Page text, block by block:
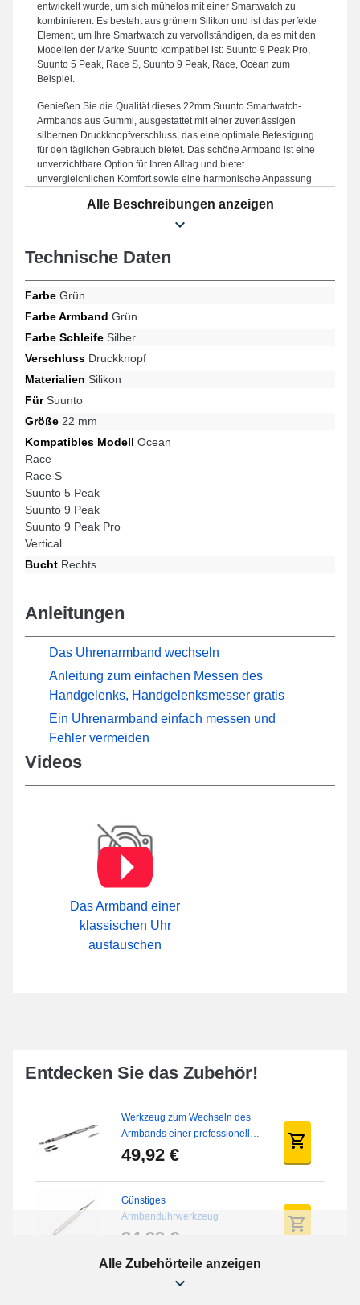
entwickelt wurde, um sich mühelos mit einer Smartwatch zu
kombinieren. Es besteht aus grünem Silikon und ist das perfekte
Element, um Ihre Smartwatch zu vervollständigen, da es mit den
Modellen der Marke Suunto kompatibel ist: Suunto 9 Peak Pro,
Suunto 5 Peak, Race S, Suunto 9 Peak, Race, Ocean zum
Beispiel.
Genießen Sie die Qualität dieses 22mm Suunto Smartwatch-
Armbands aus Gummi, ausgestattet mit einer zuverlässigen
silbernen Druckknopfverschluss, das eine optimale Befestigung
für den täglichen Gebrauch bietet. Das schöne Armband ist eine
unverzichtbare Option für Ihren Alltag und bietet
unvergleichlichen Komfort sowie eine harmonische Anpassung
zeichnet sich durch seine Robustheit aus und ist ein optimaler
Kompromiss, um ein beschädigtes oder kaputtes Accessoire zu
Mit einem modernen und minimalistischen Stil Ihrer vernetzten
Uhr setzt dieses Armband neue Maßstäbe für anspruchsvolle
Benutzer. Es ist anpassbar und passt perfekt zu den Modellen
Race, Suunto 5 Peak, Vertical, Suunto 9 Peak Pro, Ocean, Suunto
der Druckknopfverschluss von hoher Qualität ist. Dank seiner
Kompatibilität fügt sich dieses Suunto Smartwatch-Armband
nahtlos in eine Vielzahl von Modellen der Marke ein.
Alle Beschreibungen anzeigen
Technische Daten
Farbe Grün
Farbe Armband Grün
Farbe Schleife Silber
Verschluss Druckknopf
Materialien Silikon
FürSuunto
Größe 22 mm
Kompatibles Modell Ocean
Race
Race S
Suunto 5 Peak
Suunto 9 Peak
Suunto 9 Peak Pro
Vertical
Bucht Rechts
Anleitungen
Das Uhrenarmband wechseln
Anleitung zum einfachen Messen des
Handgelenks, Handgelenksmesser gratis
Ein Uhrenarmband einfach messen und
Fehler vermeiden
Videos
Das Armband einer
klassischen Uhr
austauschen
Entdecken Sie das Zubehör!
Werkzeug zum Wechseln des
Armbands einer professionellen
Uhr
49,92 €
Günstiges
Armbanduhrwerkzeug
34,92 €
Uhr-Reparaturset für Anfänger
Alle Zubehörteile anzeigen